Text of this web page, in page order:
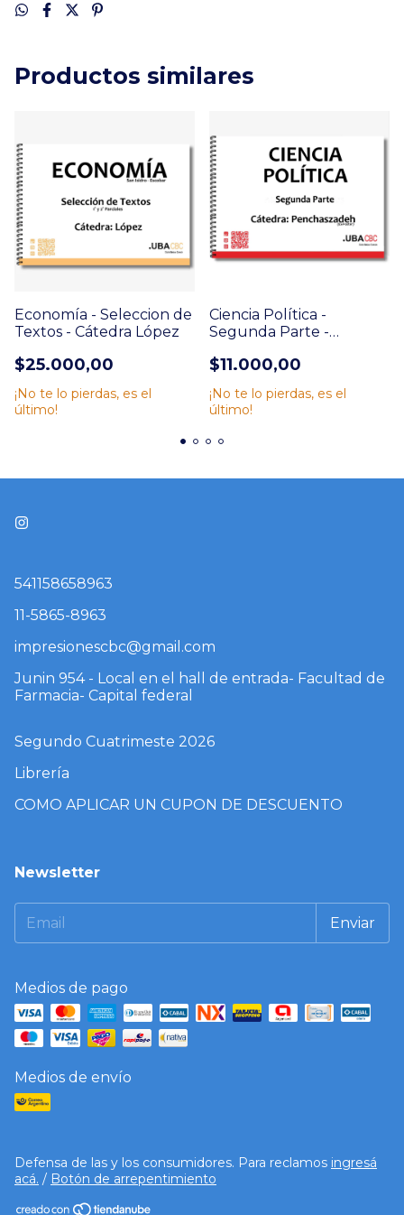
Productos similares
Economía - Seleccion de
Textos - Cátedra López
$25.000,00
¡No te lo pierdas, es el
último!
Ciencia Política -
Segunda Parte -
$11.000,00
¡No te lo pierdas, es el
último!
541158658963
11-5865-8963
impresionescbc@gmail.com
Junin 954 - Local en el hall de entrada- Facultad de
Farmacia- Capital federal
Segundo Cuatrimeste 2026
Librería
COMO APLICAR UN CUPON DE DESCUENTO
Newsletter
Medios de pago
Medios de envío
Defensa de las y los consumidores. Para reclamos ingresá
acá. / Botón de arrepentimiento